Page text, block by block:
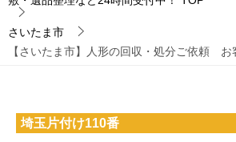
さいたま市
【さいたま市】人形の回収・処分ご依頼 お
埼玉片付け110番